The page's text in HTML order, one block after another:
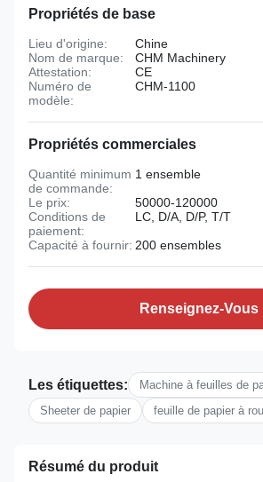
Propriétés de base
Lieu d'origine:
Chine
Nom de marque:
CHM Machinery
Attestation:
CE
Numéro de
modèle:
CHM-1100
Propriétés commerciales
Quantité minimum
de commande:
1 ensemble
Le prix:
50000-120000
Conditions de
paiement:
LC, D/A, D/P, T/T
Capacité à fournir: 200 ensembles
Renseignez-Vous
Les étiquettes:
Machine à feuilles de
Sheeter de papier
feuille de papier à
Résumé du produit